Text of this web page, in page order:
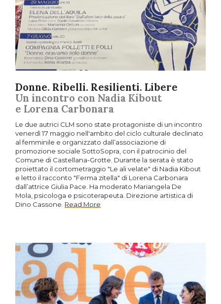
Donne. Ribelli. Resilienti. Libere
Un incontro con Nadia Kibout
e Lorena Carbonara
Le due autrici CLM sono state protagoniste di un incontro
venerdì 17 maggio nell'ambito del ciclo culturale declinato
al femminile e organizzato dall’associazione di
promozione sociale SottoSopra, con il patrocinio del
Comune di Castellana-Grotte. Durante la serata è stato
proiettato il cortometraggio "Le ali velate" di Nadia Kibout
e letto il racconto "Ferma zitella" di Lorena Carbonara
dall’attrice Giulia Pace. Ha moderato Mariangela De
Mola, psicologa e psicoterapeuta. Direzione artistica di
Dino Cassone. Read More